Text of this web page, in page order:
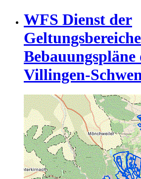
WFS Dienst der
Villingen-